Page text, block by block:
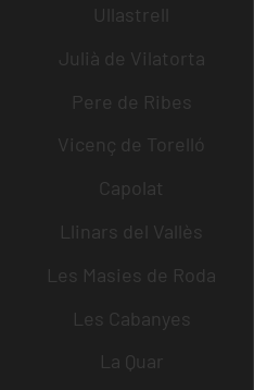
Ullastrell
Julià de Vilatorta
Pere de Ribes
Vicenç de Torelló
Capolat
Llinars del Vallès
Les Masies de Roda
Les Cabanyes
La Quar